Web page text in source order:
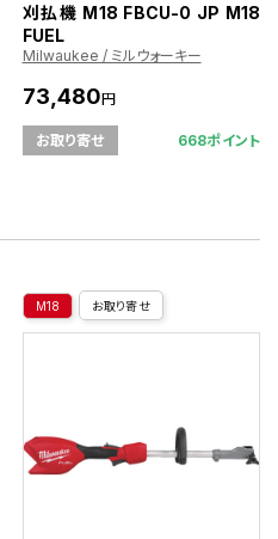
刈払機 M18 FBCU-0 JP M18
FUEL
Milwaukee / ミルウォーキー
73,480円
お取り寄せ 668ポイント
M18 お取り寄せ